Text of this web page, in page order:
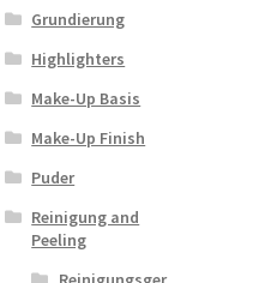
Grundierung
Highlighters
Make-Up Basis
Make-Up Finish
Puder
Reinigung and
Peeling